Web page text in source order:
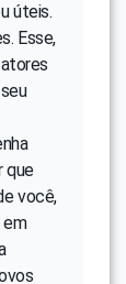
úteis.
Esse,
que
você,
em